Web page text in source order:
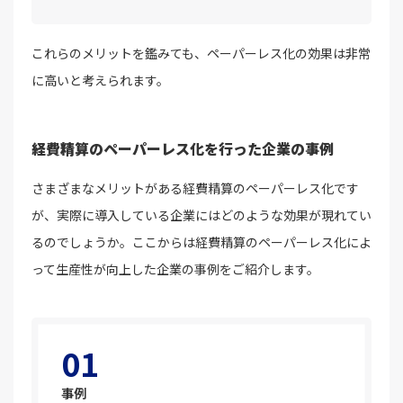
これらのメリットを鑑みても、ペーパーレス化の効果は非常
に高いと考えられます。
経費精算のペーパーレス化を行った企業の事例
さまざまなメリットがある経費精算のペーパーレス化です
が、実際に導入している企業にはどのような効果が現れてい
るのでしょうか。ここからは経費精算のペーパーレス化によ
って生産性が向上した企業の事例をご紹介します。
01
事例